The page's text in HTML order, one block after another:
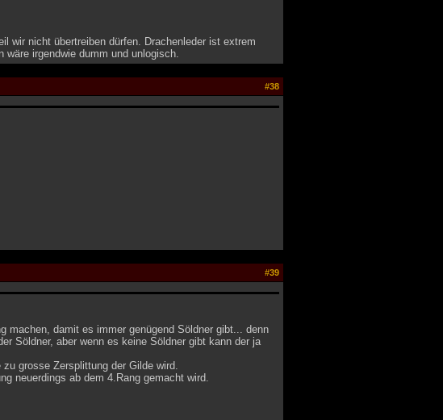
wir nicht übertreiben dürfen. Drachenleder ist extrem
irgendwie dumm und unlogisch.
#38
#39
machen, damit es immer genügend Söldner gibt... denn
Söldner, aber wenn es keine Söldner gibt kann der ja
grosse Zersplittung der Gilde wird.
neuerdings ab dem 4.Rang gemacht wird.